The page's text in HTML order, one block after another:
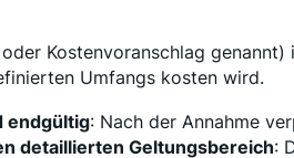
Kostenvoranschlag
Umfangs kosten wird.
endgültig: Nach der Annahme
detaillierten Geltungsbereich: